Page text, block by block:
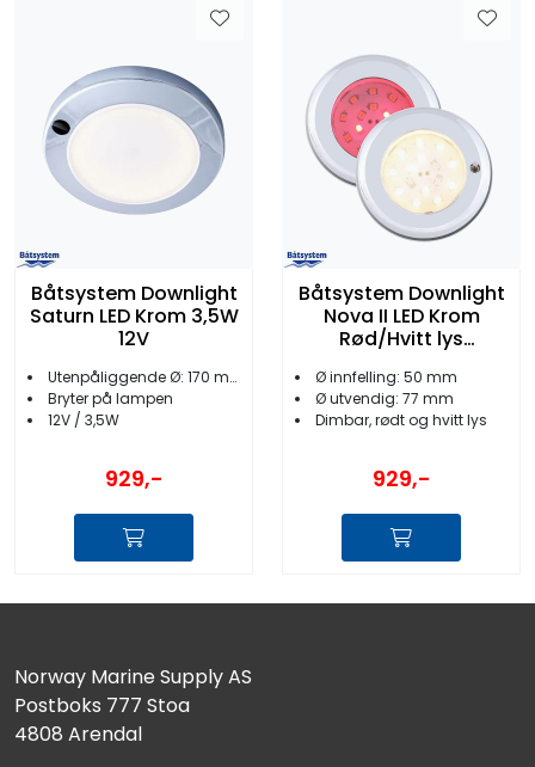
Båtsystem Downlight
Saturn LED Krom 3,5W
12V
Utenpåliggende Ø: 170 mm
Bryter på lampen
12V / 3,5W
929,-
Båtsystem Downlight
Nova II LED Krom
Rød/Hvitt lys
Ø innfelling: 50 mm
Ø utvendig: 77 mm
Dimbar, rødt og hvitt lys
929,-
Norway Marine Supply AS
Postboks 777 Stoa
4808 Arendal